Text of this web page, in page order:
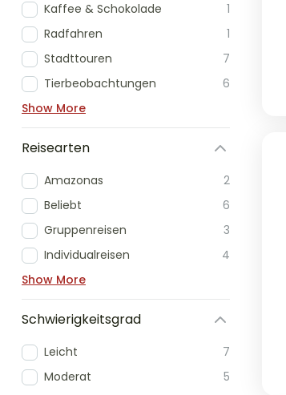
Kaffee & Schokolade
1
Radfahren
1
Stadttouren
7
Tierbeobachtungen
6
Show More
Reisearten
Amazonas
2
Beliebt
6
Gruppenreisen
3
Individualreisen
4
Show More
Schwierigkeitsgrad
Leicht
7
Moderat
5